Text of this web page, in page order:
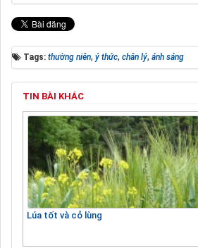
Tags: thường niên, ý thức, chân lý, ánh sáng
TIN BÀI KHÁC
Lúa tốt và cỏ lùng